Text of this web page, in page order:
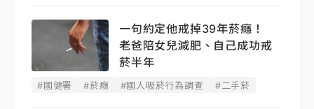
一句約定他戒掉39年菸癮！
老爸陪女兒減肥、自己成功戒
菸半年
#國健署 #菸癮 #國人吸菸行為調查 #二手菸